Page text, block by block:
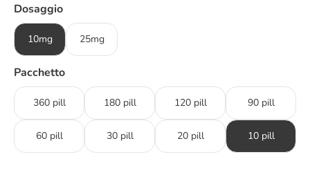
Dosaggio
10mg 25mg
Pacchetto
360 pill 180 pill 120 pill 90 pill
60 pill 30 pill 20 pill 10 pill